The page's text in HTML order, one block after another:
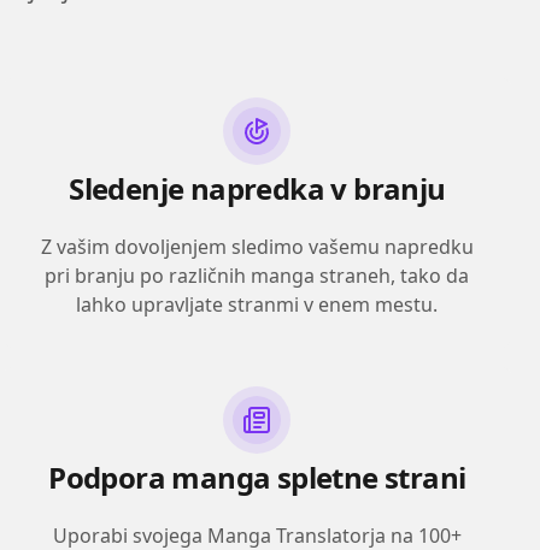
Sledenje napredka v branju
Z vašim dovoljenjem sledimo vašemu napredku
pri branju po različnih manga straneh, tako da
lahko upravljate stranmi v enem mestu.
Podpora manga spletne strani
Uporabi svojega Manga Translatorja na 100+